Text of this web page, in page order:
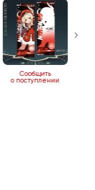
Сообщить
о поступлении